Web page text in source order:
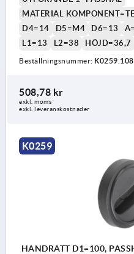
MATERIAL
D4=14
D5=M4 D6=13
L1=13
L2=38 HÖJD=36,7
Beställningsnummer:
508,78 kr
exkl. moms
exkl. leveranskostnader
K0259
HANDRATT D1=100,